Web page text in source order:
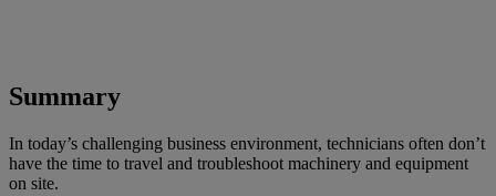
Summary
In today’s challenging business environment, technicians often don’t
have the time to travel and troubleshoot machinery and equipment
on site.